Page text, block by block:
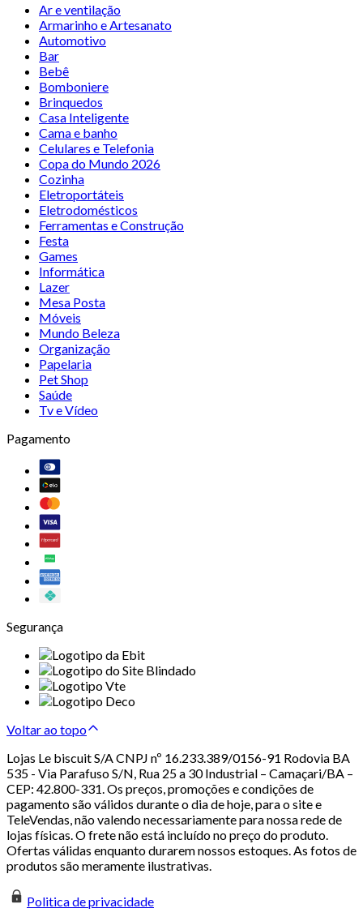
Ar e ventilação
Armarinho e Artesanato
Automotivo
Bar
Bebê
Bomboniere
Brinquedos
Casa Inteligente
Cama e banho
Celulares e Telefonia
Copa do Mundo 2026
Cozinha
Eletroportáteis
Eletrodomésticos
Ferramentas e Construção
Festa
Games
Informática
Lazer
Mesa Posta
Móveis
Mundo Beleza
Organização
Papelaria
Pet Shop
Saúde
Tv e Vídeo
Pagamento
Segurança
Voltar ao topo
Lojas Le biscuit S/A CNPJ nº 16.233.389/0156-91 Rodovia BA
535 - Via Parafuso S/N, Rua 25 a 30 Industrial – Camaçari/BA –
CEP: 42.800-331. Os preços, promoções e condições de
pagamento são válidos durante o dia de hoje, para o site e
TeleVendas, não valendo necessariamente para nossa rede de
lojas físicas. O frete não está incluído no preço do produto.
Ofertas válidas enquanto durarem nossos estoques. As fotos de
produtos são meramente ilustrativas.
Politica de privacidade